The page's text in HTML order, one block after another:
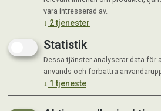
vara intresserad av.
↓ 2tjenester
Statistik
Dessa tjänster analyserar data för
används och förbättra
↓ 1 tjeneste